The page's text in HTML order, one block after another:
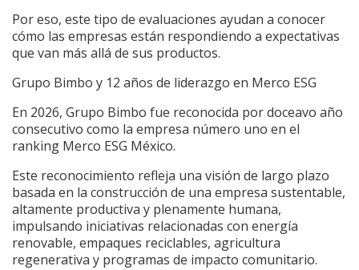
Por eso, este tipo de evaluaciones ayudan a conocer
cómo las empresas están respondiendo a expectativas
que van más allá de sus productos.
Grupo Bimbo y 12 años de liderazgo en Merco ESG
En 2026, Grupo Bimbo fue reconocida por doceavo año
consecutivo como la empresa número uno en el
ranking Merco ESG México.
Este reconocimiento refleja una visión de largo plazo
basada en la construcción de una empresa sustentable,
altamente productiva y plenamente humana,
impulsando iniciativas relacionadas con energía
renovable, empaques reciclables, agricultura
regenerativa y programas de impacto comunitario.